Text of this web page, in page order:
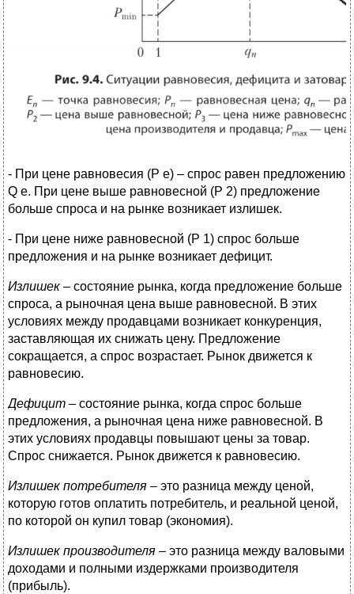
- При цене равновесия (Р е) – спрос равен предложению
Q е. При цене выше равновесной (Р 2) предложение
больше спроса и на рынке возникает излишек.
- При цене ниже равновесной (Р 1) спрос больше
предложения и на рынке возникает дефицит.
Излишек – состояние рынка, когда предложение больше
спроса, а рыночная цена выше равновесной. В этих
условиях между продавцами возникает конкуренция,
заставляющая их снижать цену. Предложение
сокращается, а спрос возрастает. Рынок движется к
равновесию.
Дефицит – состояние рынка, когда спрос больше
предложения, а рыночная цена ниже равновесной. В
этих условиях продавцы повышают цены за товар.
Спрос снижается. Рынок движется к равновесию.
Излишек потребителя – это разница между ценой,
которую готов оплатить потребитель, и реальной ценой,
по которой он купил товар (экономия).
Излишек производителя – это разница между валовыми
доходами и полными издержками производителя
(прибыль).